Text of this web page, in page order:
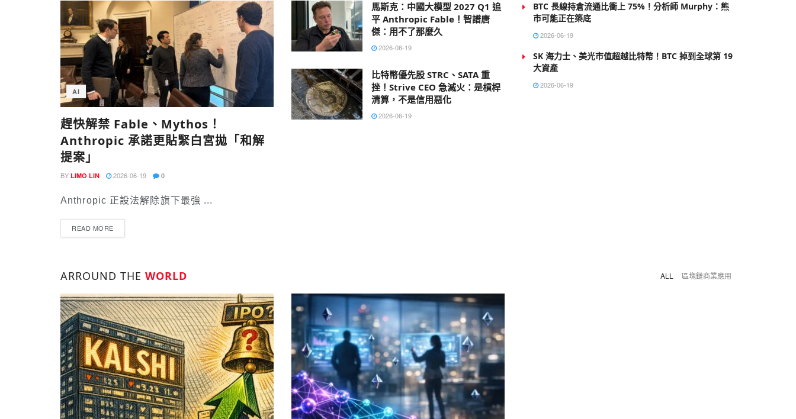
AI
趕快解禁 Fable、Mythos！
Anthropic 承諾更貼緊白宮拋「和解
提案」
BY LIMO LIN 2026-06-19 0
Anthropic 正設法解除旗下最強 ...
READ MORE
馬斯克：中國大模型 2027 Q1 追
平 Anthropic Fable！智譜唐
傑：用不了那麼久
2026-06-19
比特幣優先股 STRC、SATA 重
挫！Strive CEO 急滅火：是槓桿
清算，不是信用惡化
2026-06-19
BTC 長線持倉流通比衝上 75%！分析師 Murphy：熊
市可能正在築底
2026-06-19
SK 海力士、美光市值超越比特幣！BTC 掉到全球第 19
大資產
2026-06-19
ARROUND THE WORLD ALL 區塊鏈商業應用